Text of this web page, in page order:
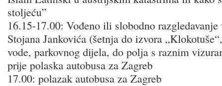
stoljeću”
16.15-17.00: Vođeno ili slobodno
Stojana Jankovića (šetnja do izvora
vode, parkovnog dijela, do polja s raznim
prije polaska autobusa za Zagreb
17.00: polazak autobusa za Zagreb